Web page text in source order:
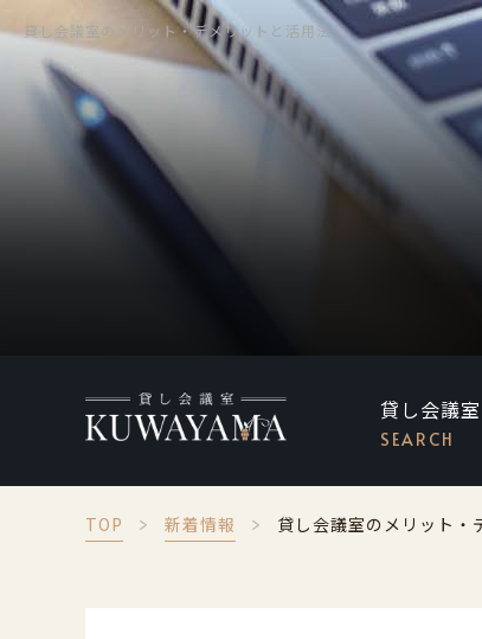
貸し会議室のメリット・デメリットと活用法
貸し会議
SEARCH
TOP 新着情報 貸し会議室のメリット・